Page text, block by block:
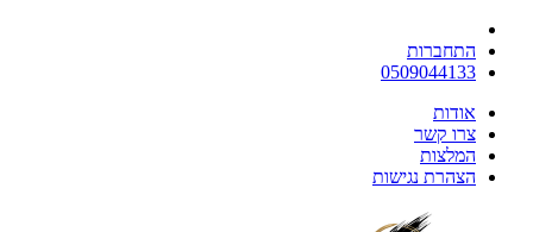
התחברות
0509044133
אודות
צרו קשר
המלצות
הצהרת נגישות